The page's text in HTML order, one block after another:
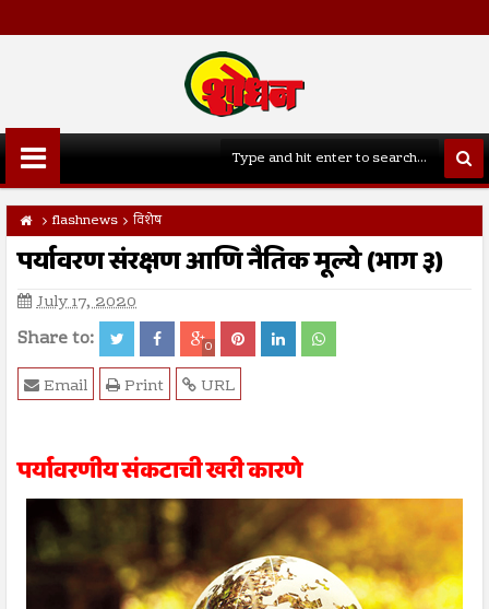
flashnews विशेष
पर्यावरण संरक्षण आणि नैतिक मूल्ये (भाग ३)
July 17, 2020
Share to: 0
URL
Print
Email
पर्यावरणीय संकटाची खरी कारणे